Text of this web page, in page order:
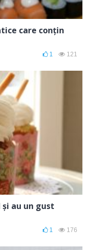
care conțin
1 121
au un gust
1 176